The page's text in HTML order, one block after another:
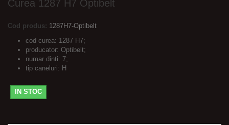
Curea 1287 H7 Optibelt
Cod produs: 1287H7-Optibelt
cod curea: 1287 H7;
producator: Optibelt;
numar dinti: 7;
tip caneluri: H
IN STOC